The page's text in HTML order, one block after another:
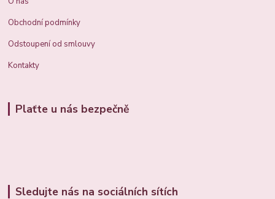
Obchodní podmínky
Odstoupení od smlouvy
Kontakty
Plaťte u nás bezpečně
Sledujte nás na sociálních sítích